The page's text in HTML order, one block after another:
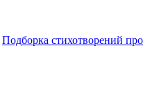
Подборка стихотворений про